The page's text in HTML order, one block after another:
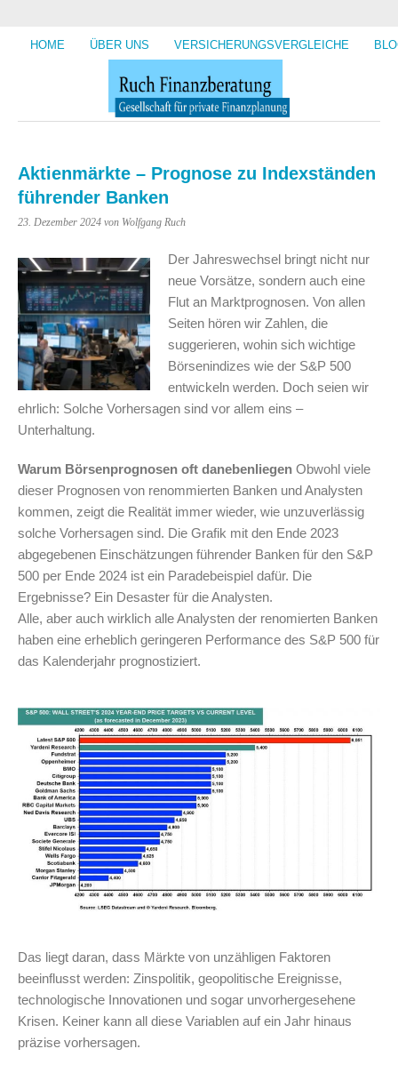
HOME ÜBER UNS VERSICHERUNGSVERGLEICHE
Aktienmärkte – Prognose zu Indexständen
führender Banken
23. Dezember 2024 von Wolfgang Ruch
Der Jahreswechsel bringt nicht nur
neue Vorsätze, sondern auch eine
Flut an Marktprognosen. Von allen
Seiten hören wir Zahlen, die
suggerieren, wohin sich wichtige
Börsenindizes wie der S&P 500
entwickeln werden. Doch seien wir
ehrlich: Solche Vorhersagen sind vor allem eins –
Unterhaltung.
Warum Börsenprognosen oft danebenliegen Obwohl viele
dieser Prognosen von renommierten Banken und Analysten
kommen, zeigt die Realität immer wieder, wie unzuverlässig
solche Vorhersagen sind. Die Grafik mit den Ende 2023
abgegebenen Einschätzungen führender Banken für den S&P
500 per Ende 2024 ist ein Paradebeispiel dafür. Die
Ergebnisse? Ein Desaster für die Analysten.
Alle, aber auch wirklich alle Analysten der renomierten Banken
haben eine erheblich geringeren Performance des S&P 500 für
das Kalenderjahr prognostiziert.
Das liegt daran, dass Märkte von unzähligen Faktoren
beeinflusst werden: Zinspolitik, geopolitische Ereignisse,
technologische Innovationen und sogar unvorhergesehene
Krisen. Keiner kann all diese Variablen auf ein Jahr hinaus
präzise vorhersagen.